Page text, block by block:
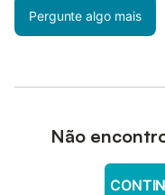
Pergunte algo mais
Não